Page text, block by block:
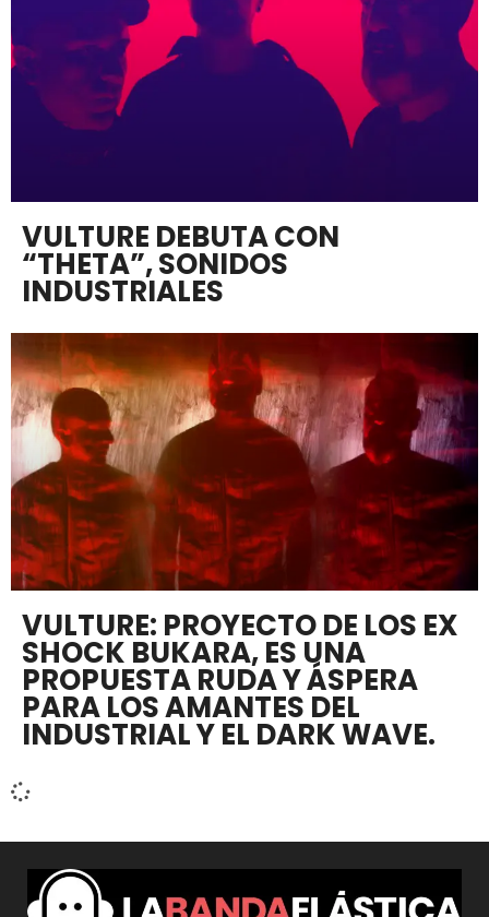
VULTURE DEBUTA CON
“THETA”, SONIDOS
INDUSTRIALES
VULTURE: PROYECTO DE LOS EX
SHOCK BUKARA, ES UNA
PROPUESTA RUDA Y ÁSPERA
PARA LOS AMANTES DEL
INDUSTRIAL Y EL DARK WAVE.